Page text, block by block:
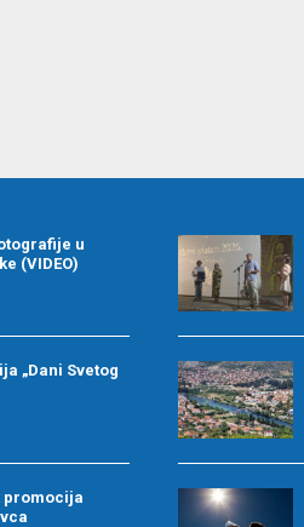
u
(VIDEO)
„Dani Svetog
promocija